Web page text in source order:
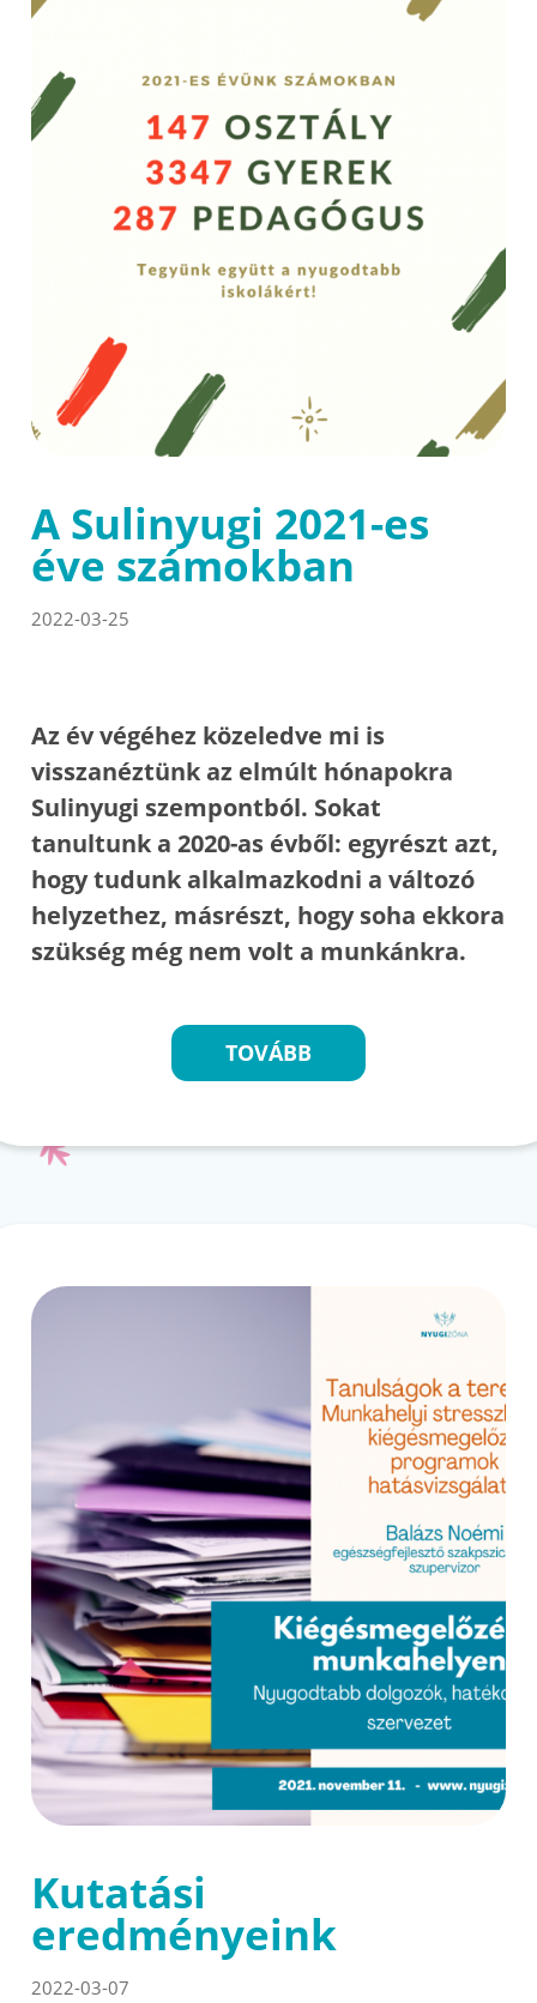
A Sulinyugi 2021-es
éve számokban
2022-03-25
Az év végéhez közeledve mi is
visszanéztünk az elmúlt hónapokra
Sulinyugi szempontból. Sokat
tanultunk a 2020-as évből: egyrészt azt,
hogy tudunk alkalmazkodni a változó
helyzethez, másrészt, hogy soha ekkora
szükség még nem volt a munkánkra.
TOVÁBB
Kutatási
eredményeink
2022-03-07